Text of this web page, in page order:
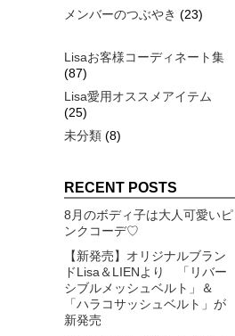
メンバーのつぶやき (23)
Lisaお客様コーディネート集
(87)
Lisa愛用オススメアイテム
(25)
未分類 (8)
RECENT POSTS
8月のボディ子は大人可愛いピ
ンクコーデ♡
【新発売】オリジナルブラン
ドLisa＆LIENより 「リバー
シブルメッシュベルト」＆
「ハラコサッシュベルト」が
新発売